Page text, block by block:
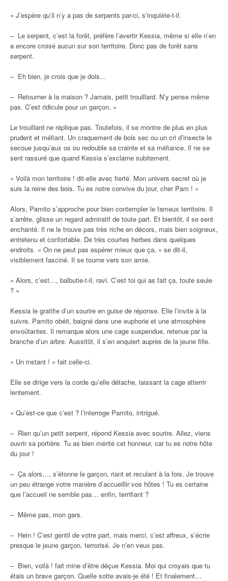
« J’espère qu’il n’y a pas de serpents par-ci, s’inquiète-t-il.
– Le serpent, c’est la forêt, préfère l’avertir Kessia, même si elle n’en
a encore croisé aucun sur son territoire. Donc pas de forêt sans
serpent.
– Eh bien, je crois que je dois…
– Retourner à la maison ? Jamais, petit trouillard. N’y pense même
pas. C’est ridicule pour un garçon. »
Le trouillard ne réplique pas. Toutefois, il se montre de plus en plus
prudent et méfiant. Un craquement de bois sec ou un cri d’insecte le
secoue jusqu’aux os ou redouble sa crainte et sa méfiance. Il ne se
sent rassuré que quand Kessia s’exclame subitement.
« Voilà mon territoire ! dit-elle avec fierté. Mon univers secret où je
suis la reine des bois. Tu es notre convive du jour, cher Pam ! »
Alors, Pamito s’approche pour bien contempler le fameux territoire. Il
s’arrête, glisse un regard admiratif de toute part. Et bientôt, il se sent
enchanté. Il ne le trouve pas très riche en décors, mais bien soigneux,
entretenu et confortable. De très courtes herbes dans quelques
endroits. « On ne peut pas espérer mieux que ça, » se dit-il,
visiblement fasciné. Il se tourne vers son amie.
« Alors, c’est…, balbutie-t-il, ravi. C’est toi qui as fait ça, toute seule
? »
Kessia le gratifie d’un sourire en guise de réponse. Elle l’invite à la
suivre. Pamito obéit, baigné dans une euphorie et une atmosphère
envoûtantes. Il remarque alors une cage suspendue, retenue par la
branche d’un arbre. Aussitôt, il s’en enquiert auprès de la jeune fille.
« Un instant ! » fait celle-ci.
Elle se dirige vers la corde qu’elle détache, laissant la cage atterrir
lentement.
« Qu’est-ce que c’est ? l’interroge Pamito, intrigué.
– Rien qu’un petit serpent, répond Kessia avec sourire. Allez, viens
ouvrir sa portière. Tu as bien mérité cet honneur, car tu es notre hôte
du jour !
– Ça alors…, s’étonne le garçon, riant et reculant à la fois. Je trouve
un peu étrange votre manière d’accueillir vos hôtes ! Tu es certaine
que l’accueil ne semble pas… enfin, terrifiant ?
– Même pas, mon gars.
– Hein ! C’est gentil de votre part, mais merci, c’est affreux, s’écrie
presque le jeune garçon, terrorisé. Je n’en veux pas.
– Bien, voilà ! fait mine d’être déçue Kessia. Moi qui croyais que tu
étais un brave garçon. Quelle sotte avais-je été ! Et finalement…